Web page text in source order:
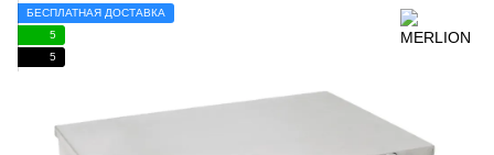
БЕСПЛАТНАЯ ДОСТАВКА
5
5